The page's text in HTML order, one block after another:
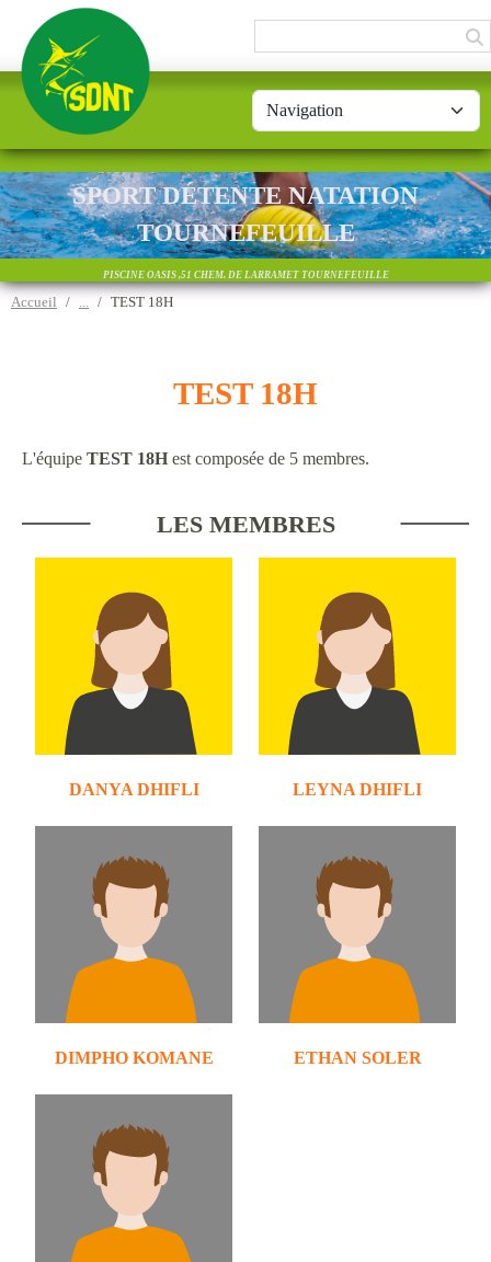
SPORT DÉTENTE NATATION
TOURNEFEUILLE
PISCINE OASIS ,51 CHEM. DE LARRAMET TOURNEFEUILLE
Accueil TEST 18H
TEST 18H
L'équipe TEST 18H est composée de 5 membres.
LES MEMBRES
DANYA DHIFLI LEYNA DHIFLI
DIMPHO KOMANE ETHAN SOLER
Panneau de gestion des cookies